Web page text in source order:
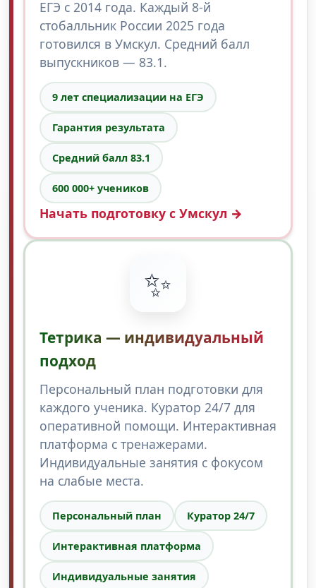
ЕГЭ с 2014 года. Каждый 8-й
стобалльник России 2025 года
готовился в Умскул. Средний балл
выпускников — 83.1.
9 лет специализации на ЕГЭ
Гарантия результата
Средний балл 83.1
600 000+ учеников
Начать подготовку с Умскул →
✨
Тетрика — индивидуальный
подход
Персональный план подготовки для
каждого ученика. Куратор 24/7 для
оперативной помощи. Интерактивная
платформа с тренажерами.
Индивидуальные занятия с фокусом
на слабые места.
Персональный план Куратор 24/7
Интерактивная платформа
Индивидуальные занятия